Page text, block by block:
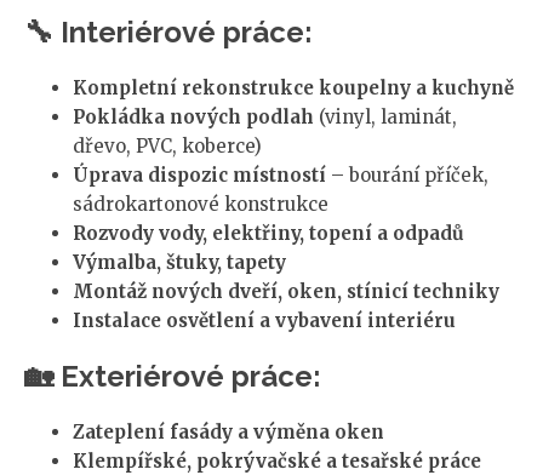
🔧 Interiérové práce:
Kompletní rekonstrukce koupelny a kuchyně
Pokládka nových podlah (vinyl, laminát,
dřevo, PVC, koberce)
Úprava dispozic místností – bourání příček,
sádrokartonové konstrukce
Rozvody vody, elektřiny, topení a odpadů
Výmalba, štuky, tapety
Montáž nových dveří, oken, stínicí techniky
Instalace osvětlení a vybavení interiéru
🏡 Exteriérové práce:
Zateplení fasády a výměna oken
Klempířské, pokrývačské a tesařské práce